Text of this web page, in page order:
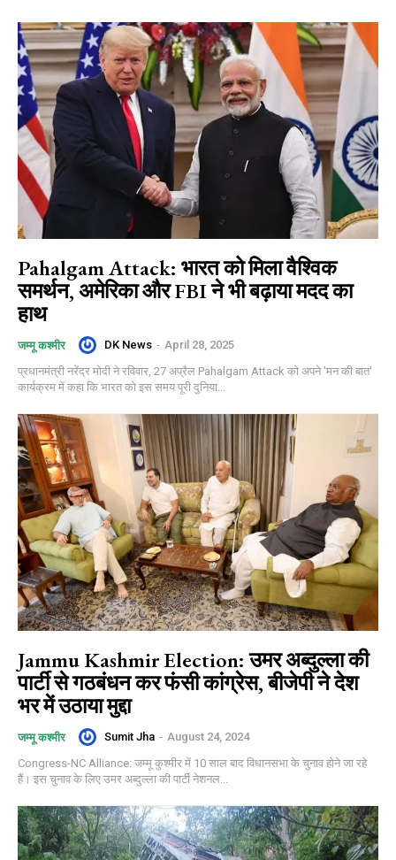
Pahalgam Attack: भारत को मिला वैश्विक
समर्थन, अमेरिका और FBI ने भी बढ़ाया मदद का
हाथ
जम्मू कश्मीर DK News - April 28, 2025
प्रधानमंत्री नरेंद्र मोदी ने रविवार, 27 अप्रैल Pahalgam Attack को अपने 'मन की बात'
कार्यक्रम में कहा कि भारत को इस समय पूरी दुनिया...
Jammu Kashmir Election: उमर अब्दुल्ला की
पार्टी से गठबंधन कर फंसी कांग्रेस, बीजेपी ने देश
भर में उठाया मुद्दा
जम्मू कश्मीर Sumit Jha - August 24, 2024
Congress-NC Alliance: जम्मू कुश्मीर में 10 साल बाद विधानसभा के चुनाव होने जा रहे
हैं। इस चुनाव के लिए उमर अब्दुल्ला की पार्टी नेशनल...